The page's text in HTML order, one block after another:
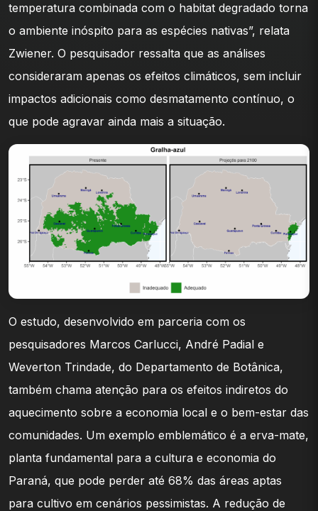
temperatura combinada com o habitat degradado torna
o ambiente inóspito para as espécies nativas”, relata
Zwiener. O pesquisador ressalta que as análises
consideraram apenas os efeitos climáticos, sem incluir
impactos adicionais como desmatamento contínuo, o
que pode agravar ainda mais a situação.
O estudo, desenvolvido em parceria com os
pesquisadores Marcos Carlucci, André Padial e
Weverton Trindade, do Departamento de Botânica,
também chama atenção para os efeitos indiretos do
aquecimento sobre a economia local e o bem-estar das
comunidades. Um exemplo emblemático é a erva-mate,
planta fundamental para a cultura e economia do
Paraná, que pode perder até 68% das áreas aptas
para cultivo em cenários pessimistas. A redução de